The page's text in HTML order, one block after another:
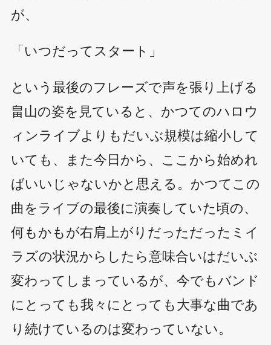
が、
「いつだってスタート」
という最後のフレーズで声を張り上げる
畠山の姿を見ていると、かつてのハロウ
ィンライブよりもだいぶ規模は縮小して
いても、また今日から、ここから始めれ
ばいいじゃないかと思える。かつてこの
曲をライブの最後に演奏していた頃の、
何もかもが右肩上がりだっただったミイ
ラズの状況からしたら意味合いはだいぶ
変わってしまっているが、今でもバンド
にとっても我々にとっても大事な曲であ
り続けているのは変わっていない。